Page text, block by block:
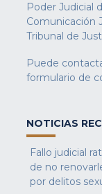
Poder Judicial
Comunicación
Tribunal de
Puede
formulario de
NOTICIAS
Fallo judicial
de no
por delitos